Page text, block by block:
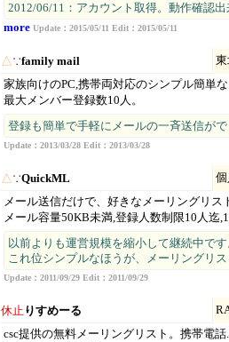
2012/06/11：アカウント取得。動作確認
more Update：2015/05/11 Edit：2015/05/11
△∵family mail
家族向けのPC,携帯両対応のシンプル簡単
最大メンバー登録数10人。
登録も簡単で手軽にメールの一斉送信が
Update：2013/03/28 Edit：2013/03/28
△∵QuickML
メール送信だけで、好きなメーリングリ
メール容量50KB未満,登録人数制限10人迄
以前よりも運営規模を縮小して継続中で
これ位シンプルなほうが、メーリングリ
Update：2011/09/29 Edit：2011/09/29
休止 りすめーる
csc提供の無料メーリングリスト。携帯電話